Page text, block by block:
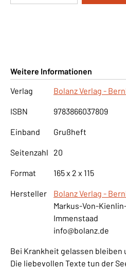
Weitere Informationen
Verlag
Bolanz Verlag -
ISBN 9783866037809
Einband Grußheft
Seitenzahl 20
Format 165 x 2 x 115
Hersteller
Bolanz Verlag -
Markus-Von-
Immenstaad
info@bolanz.de
Bei Krankheit gelassen
Die liebevollen Texte tun der